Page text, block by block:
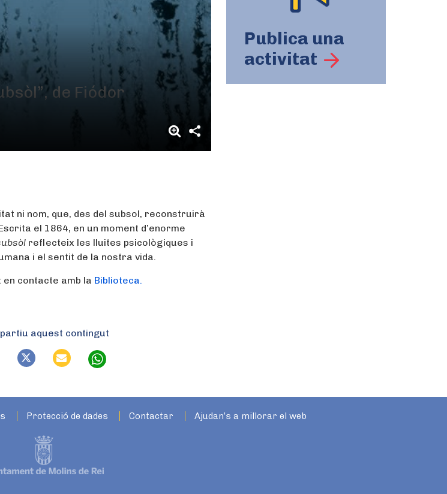
de Fiódor
ni nom, que, des del subsol, reconstruirà
el 1864, en un moment d’enorme
reflecteix les lluites psicològiques i
i el sentit de la nostra vida.
en contacte amb la Biblioteca.
Publica una
activitat
aquest contingut
Protecció de dades Contactar Ajudan’s a millorar el web